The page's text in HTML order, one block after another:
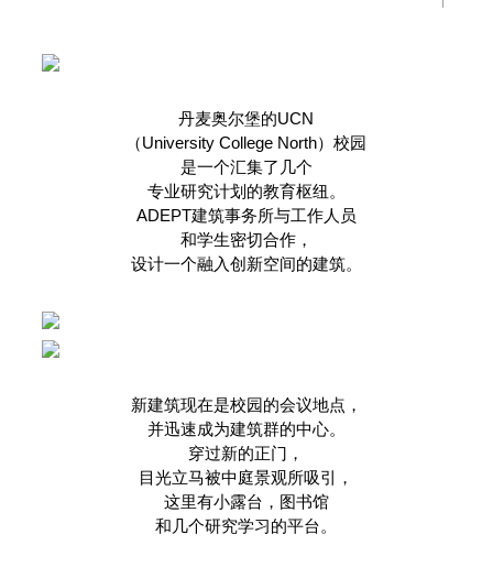
丹麦奥尔堡的UCN
（University College North）校园
是一个汇集了 几个
专业研究计划的教育枢纽。
ADEPT建筑事务所与工作人员
和学生密切合作，
设计一个融入创新空间的建筑。
新建筑现在是校园的会议地点，
并迅速成为建筑群的中心。
穿过新的正门，
目光立马被中庭景观所吸引，
这里有小露台，图书馆
和几个研究学习的平台。